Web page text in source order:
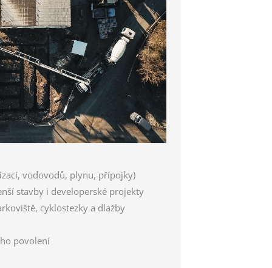
vodovodů, plynu, přípojky)
stavby i developerské projekty
cyklostezky a dlažby
povolení